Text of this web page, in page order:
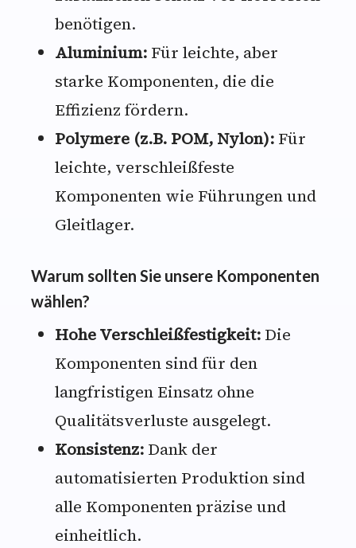
benötigen.
Aluminium:Für leichte, aber
starke Komponenten, die die
Effizienz fördern.
Polymere (z.B. POM, Nylon):Für
leichte, verschleißfeste
Komponenten wie Führungen und
Gleitlager.
Warum sollten Sie unsere Komponenten
wählen?
Hohe Verschleißfestigkeit:Die
Komponenten sind für den
langfristigen Einsatz ohne
Qualitätsverluste ausgelegt.
Konsistenz:Dank der
automatisierten Produktion sind
alle Komponenten präzise und
einheitlich.